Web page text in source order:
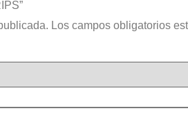
Los campos obligatorios